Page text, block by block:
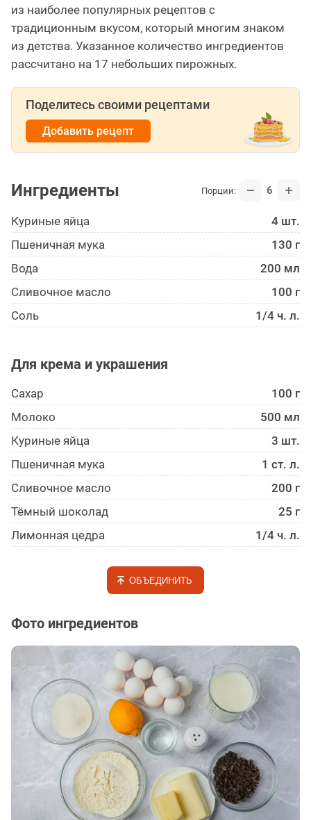
из наиболее популярных рецептов с
традиционным вкусом, который многим знаком
из детства. Указанное количество ингредиентов
рассчитано на 17 небольших пирожных.
Поделитесь своими рецептами
Добавить рецепт
Ингредиенты Порции: 6
Куриные яйца
4 шт.
Пшеничная мука
130 г
Вода
200 мл
Сливочное масло
100 г
Соль
1/4 ч. л.
Для крема и украшения
Сахар
100 г
Молоко
500 мл
Куриные яйца
3 шт.
Пшеничная мука
1 ст. л.
Сливочное масло
200 г
Тёмный шоколад
25 г
Лимонная цедра
1/4 ч. л.
ОБЪЕДИНИТЬ
Фото ингредиентов